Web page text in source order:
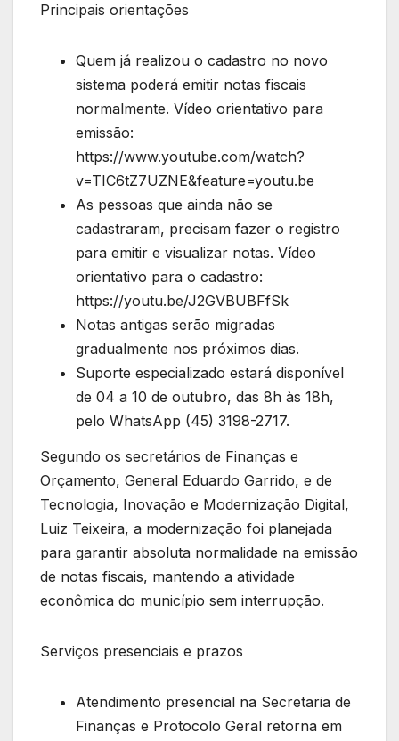
Principais orientações
Quem já realizou o cadastro no novo
sistema poderá emitir notas fiscais
normalmente. Vídeo orientativo para
emissão:
https://www.youtube.com/watch?
v=TIC6tZ7UZNE&feature=youtu.be
As pessoas que ainda não se
cadastraram, precisam fazer o registro
para emitir e visualizar notas. Vídeo
orientativo para o cadastro:
https://youtu.be/J2GVBUBFfSk
Notas antigas serão migradas
gradualmente nos próximos dias.
Suporte especializado estará disponível
de 04 a 10 de outubro, das 8h às 18h,
pelo WhatsApp (45) 3198-2717.
Segundo os secretários de Finanças e
Orçamento, General Eduardo Garrido, e de
Tecnologia, Inovação e Modernização Digital,
Luiz Teixeira, a modernização foi planejada
para garantir absoluta normalidade na emissão
de notas fiscais, mantendo a atividade
econômica do município sem interrupção.
Serviços presenciais e prazos
Atendimento presencial na Secretaria de
Finanças e Protocolo Geral retorna em